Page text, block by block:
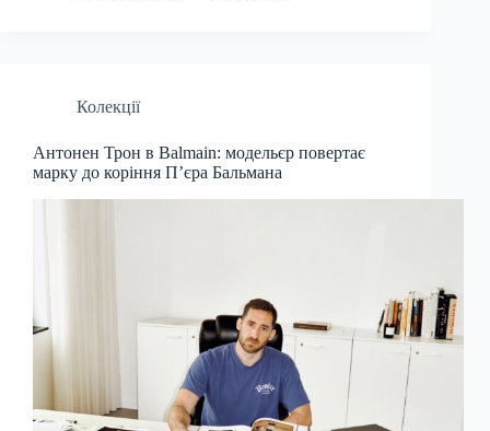
Колекції
Антонен Трон в Balmain: модельєр повертає
марку до коріння П’єра Бальмана